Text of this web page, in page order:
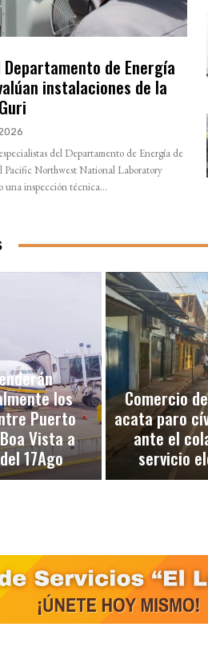
de Energía
instalaciones de la
del Departamento de Energía de
Pacific Northwest National Laboratory
una inspección técnica...
los
Puerto
Vista a
17Ago
Comercio
acata paro
ante el
servicio